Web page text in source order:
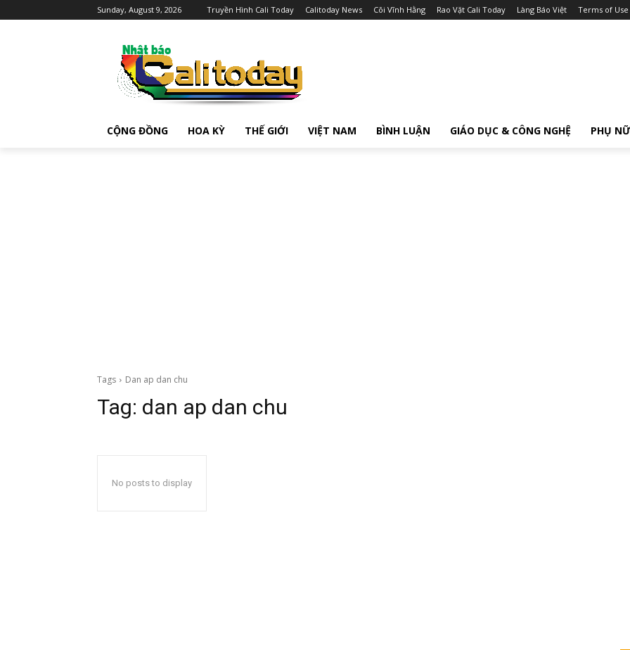
Sunday, August 9, 2026 Truyền Hình Cali Today Calitoday News Cõi Vĩnh Hằng Rao Vặt Cali Today Làng Báo Việt Terms of Use
CỘNG ĐỒNG HOA KỲ THẾ GIỚI VIỆT NAM BÌNH LUẬN GIÁO DỤC & CÔNG NGHỆ PHỤ NỮ
Tags Dan ap dan chu
Tag: dan ap dan chu
No posts to display